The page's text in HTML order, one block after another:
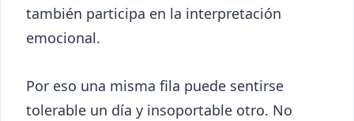
también participa en la interpretación
emocional.
Por eso una misma fila puede sentirse
tolerable un día y insoportable otro. No